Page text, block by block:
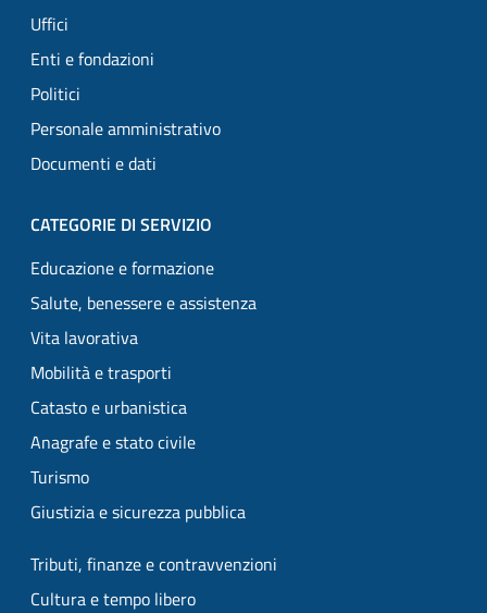
Uffici
Enti e fondazioni
Politici
Personale amministrativo
Documenti e dati
CATEGORIE DI SERVIZIO
Educazione e formazione
Salute, benessere e assistenza
Vita lavorativa
Mobilità e trasporti
Catasto e urbanistica
Anagrafe e stato civile
Turismo
Giustizia e sicurezza pubblica
Tributi, finanze e contravvenzioni
Cultura e tempo libero